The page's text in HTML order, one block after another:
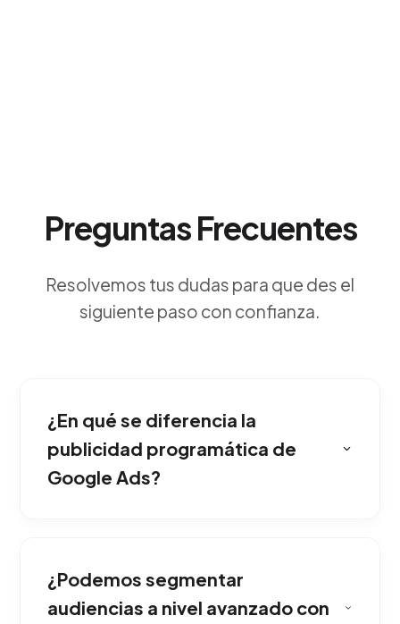
Preguntas Frecuentes
Resolvemos tus dudas para que des el
siguiente paso con confianza.
¿En qué se diferencia la
publicidad programática de
Google Ads?
algoritmos predictivos, mostrando tus
mensajes únicamente a perfiles altamente
¿Podemos segmentar
audiencias a nivel avanzado con